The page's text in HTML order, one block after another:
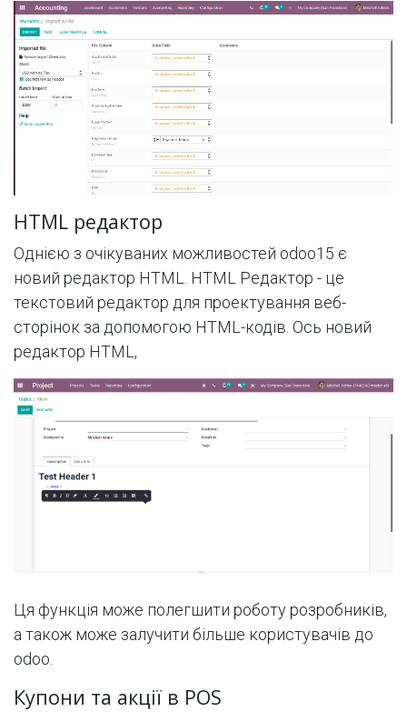
HTML редактор
Однією з очікуваних можливостей odoo15 є
новий редактор HTML. HTML Редактор - це
текстовий редактор для проектування веб-
сторінок за допомогою HTML-кодів. Ось новий
редактор HTML,
Ця функція може полегшити роботу розробників,
а також може залучити більше користувачів до
odoo.
Купони та акції в POS